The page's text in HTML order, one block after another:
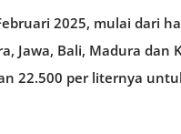
2025, mulai dari
Jawa, Bali, Madura
22.500 per liternya